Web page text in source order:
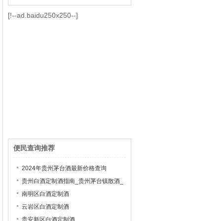
[!--ad.baidu250x250--]
便民查询推荐
2024年贵州茅台酒最新价格查询
贵州白酒定制酒指南_贵州茅台镇散酒_
茅台镇白酒加盟
南明区白酒定制酒
云岩区白酒定制酒
贵安新区白酒定制酒